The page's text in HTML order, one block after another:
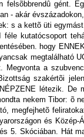
gént.
- akár
s a kettõ üti
féle kutatócsoport
hogy
megtalálható
Megvonta a
szakértõi
létezik.
nekem Tibor: õ
megfejhetõ
és
5. Skóciában. Hát